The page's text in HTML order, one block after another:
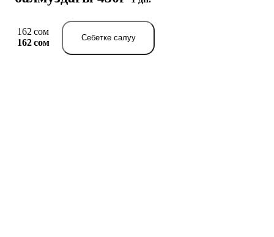
162 сом
162 сом
Себетке салуу